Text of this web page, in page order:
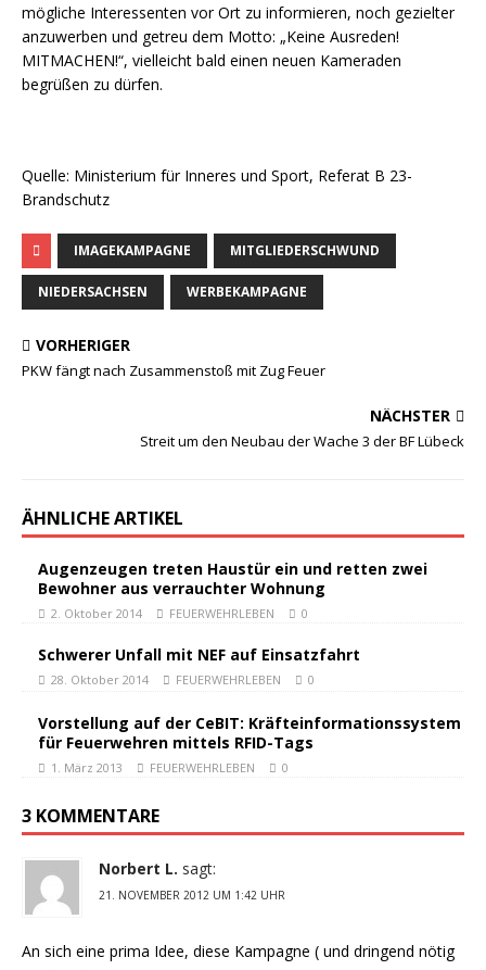
mögliche Interessenten vor Ort zu informieren, noch gezielter
anzuwerben und getreu dem Motto: „Keine Ausreden!
MITMACHEN!“, vielleicht bald einen neuen Kameraden
begrüßen zu dürfen.
Quelle: Ministerium für Inneres und Sport, Referat B 23-
Brandschutz
IMAGEKAMPAGNE MITGLIEDERSCHWUND
NIEDERSACHSEN WERBEKAMPAGNE
VORHERIGER
PKW fängt nach Zusammenstoß mit Zug Feuer
NÄCHSTER
Streit um den Neubau der Wache 3 der BF Lübeck
ÄHNLICHE ARTIKEL
Augenzeugen treten Haustür ein und retten zwei
Bewohner aus verrauchter Wohnung
2. Oktober 2014 FEUERWEHRLEBEN 0
Schwerer Unfall mit NEF auf Einsatzfahrt
28. Oktober 2014 FEUERWEHRLEBEN 0
Vorstellung auf der CeBIT: Kräfteinformationssystem
für Feuerwehren mittels RFID-Tags
1. März 2013 FEUERWEHRLEBEN 0
3 KOMMENTARE
Norbert L. sagt:
21. NOVEMBER 2012 UM 1:42 UHR
An sich eine prima Idee, diese Kampagne ( und dringend nötig